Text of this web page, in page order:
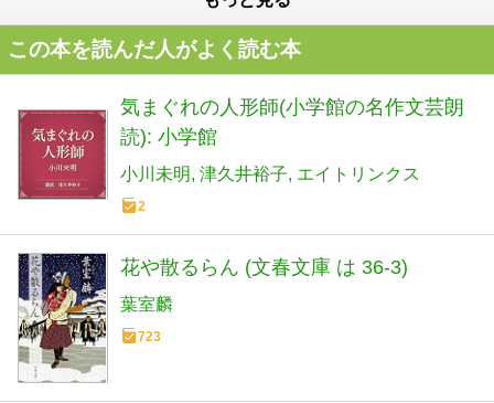
この本を読んだ人がよく読む本
気まぐれの人形師(小学館の名作文芸朗
読): 小学館
小川未明 津久井裕子 エイトリンクス
2
花や散るらん (文春文庫 は 36-3)
葉室麟
723